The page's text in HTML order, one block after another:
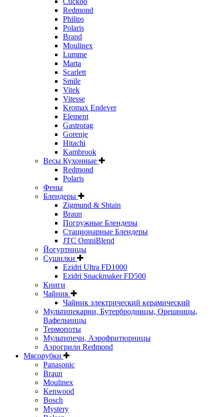
Redmond
Philips
Polaris
Brand
Moulinex
Lumme
Marta
Scarlett
Smile
Vitek
Vitesse
Kromax Endever
Element
Gastrorag
Gorenje
Hitachi
Kambrook
Весы Кухонные
Redmond
Polaris
Фены
Блендеры
Zigmund & Shtain
Braun
Погружные Блендеры
Стационарные Блендеры
JTC OmniBlend
Йогуртницы
Сушилки
Ezidri Ultra FD1000
Ezidri Snackmaker FD500
Книги
Чайник
Чайник электрический керамический
Мультипекарни, Бутербродницы, Орешницы,
Вафельницы
Термопоты
Мультипечи, Аэрофритюрницы
Аэрогрили Redmond
Мясорубки
Panasonic
Braun
Moulinex
Kenwood
Bosch
Mystery